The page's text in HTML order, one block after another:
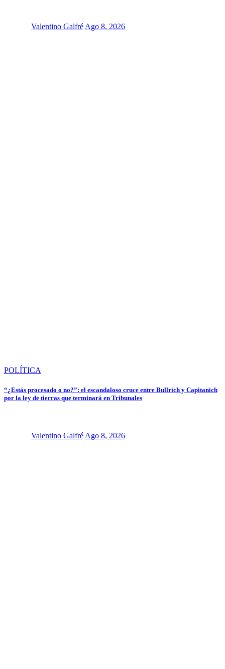
Valentino Galfré Ago 8, 2026
POLÍTICA
“¿Estás procesado o no?”: el escandaloso cruce entre Bullrich y Capitanich
por la ley de tierras que terminará en Tribunales
Valentino GalfréAgo 8, 2026